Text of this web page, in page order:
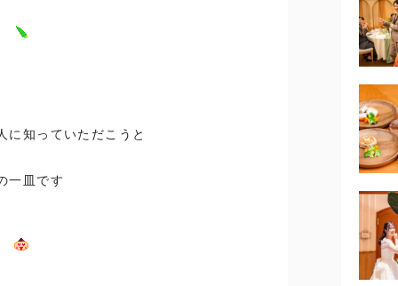
に知っていただこうと
一皿です